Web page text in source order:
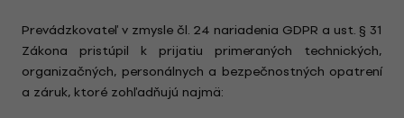
Prevádzkovateľ v zmysle čl. 24 nariadenia GDPR a ust. § 31
Zákona pristúpil k prijatiu primeraných technických,
organizačných, personálnych a bezpečnostných opatrení
a záruk, ktoré zohľadňujú najmä: